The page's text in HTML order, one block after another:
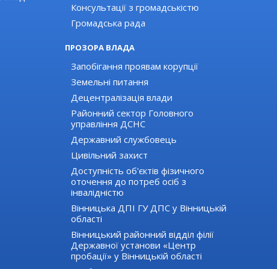
Консультації з громадськістю
Громадська рада
ПРОЗОРА ВЛАДА
Запобігання проявам корупції
Земельні питання
Децентралізація влади
Районний сектор Головного
управління ДСНС
Державний службовець
Цивільний захист
Доступність об'єктів фізичного
оточення до потреб осіб з
інвалідністю
Вінницька ДПІ ГУ ДПС у Вінницькій
області
Вінницький районний відділ філії
Державної установи «Центр
пробації» у Вінницькій області